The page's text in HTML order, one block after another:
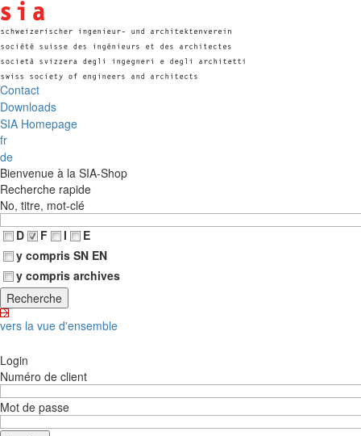
Contact
Downloads
SIA Homepage
fr
de
Bienvenue à la SIA-Shop
Recherche rapide
No, titre, mot-clé
D
F I
E
y compris SN EN
y compris archives
vers la vue d'ensemble
Login
Numéro de client
Mot de passe